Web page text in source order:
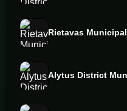
Rietavas
Alytus District